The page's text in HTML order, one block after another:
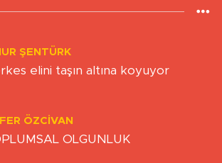
ŞENTÜRK
elini taşın altına koyuyor
ÖZCIVAN
OLGUNLUK